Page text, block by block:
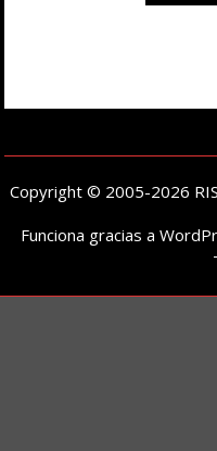
Copyright © 2005-2026
Funciona gracias a